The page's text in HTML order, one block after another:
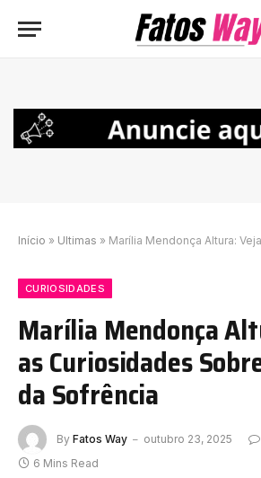
Início » Ultimas » Marília Mendonça Altura: Veja as
CURIOSIDADES
Marília Mendonça
as Curiosidades
da Sofrência
By Fatos Way outubro 23, 2025
6 Mins Read